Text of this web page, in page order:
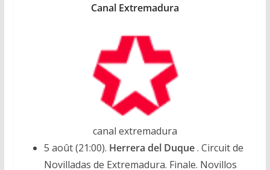
Canal Extremadura
canal extremadura
5 août (21:00). Herrera del Duque. Circuit de
Novilladas de Extremadura. Finale. Novillos